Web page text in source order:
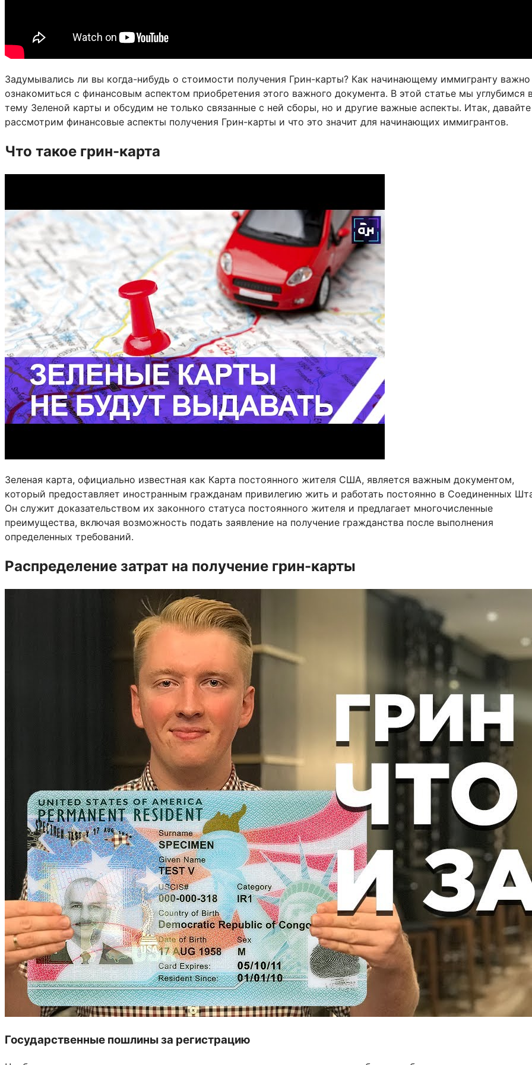
Задумывались ли вы когда-нибудь о стоимости получения Грин-карты? Как начинающему иммигранту важно
ознакомиться с финансовым аспектом приобретения этого важного документа. В этой статье мы углубимся
тему Зеленой карты и обсудим не только связанные с ней сборы, но и другие важные аспекты. Итак, давайте
рассмотрим финансовые аспекты получения Грин-карты и что это значит для начинающих иммигрантов.
Что такое грин-карта
Зеленая карта, официально известная как Карта постоянного жителя США, является важным документом,
который предоставляет иностранным гражданам привилегию жить и работать постоянно в Соединенных
Он служит доказательством их законного статуса постоянного жителя и предлагает многочисленные
преимущества, включая возможность подать заявление на получение гражданства после выполнения
определенных требований.
Распределение затрат на получение грин-карты
Государственные пошлины за регистрацию